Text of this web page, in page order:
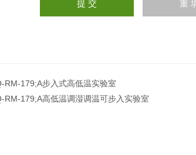
RM-179;A步入式高低温实验室
RM-179;A高低温调湿调温可步入实验室